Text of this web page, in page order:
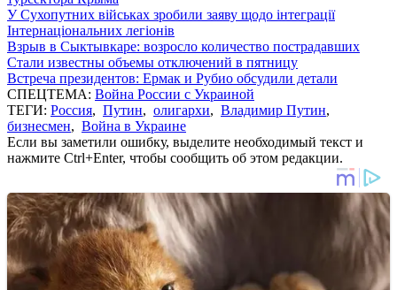
У Сухопутних військах зробили заяву щодо інтеграції
Інтернаціональних легіонів
Взрыв в Сыктывкаре: возросло количество пострадавших
Стали известны объемы отключений в пятницу
Встреча президентов: Ермак и Рубио обсудили детали
СПЕЦТЕМА: Война России с Украиной
ТЕГИ: Россия, Путин, олигархи, Владимир Путин,
бизнесмен, Война в Украине
Если вы заметили ошибку, выделите необходимый текст и
нажмите Ctrl+Enter, чтобы сообщить об этом редакции.